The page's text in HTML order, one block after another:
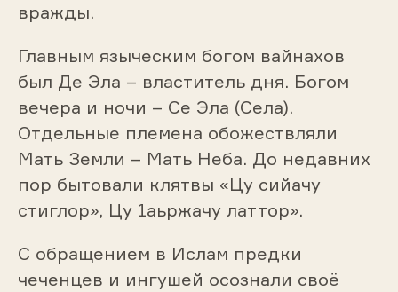
вражды.
Главным языческим богом вайнахов
был Де Эла – властитель дня. Богом
вечера и ночи – Се Эла (Села).
Отдельные племена обожествляли
Мать Земли – Мать Неба. До недавних
пор бытовали клятвы «Цу сийачу
стиглор», Цу 1аьржачу латтор».
С обращением в Ислам предки
чеченцев и ингушей осознали своё